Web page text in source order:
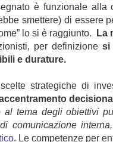
è funzionale
smettere) di essere
lo si è raggiunto.
La
per definizionesi
e durature.
strategiche di
tema degli obiettivi
comunicazione
Le competenze per